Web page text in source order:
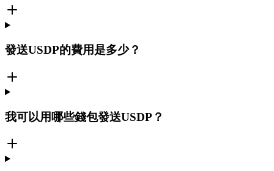
發送USDP的費用是多少？
我可以用哪些錢包發送USDP？